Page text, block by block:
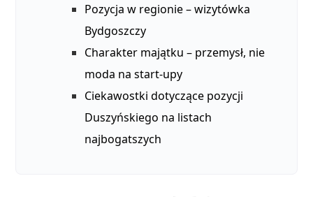
Pozycja w regionie – wizytówka
Bydgoszczy
Charakter majątku – przemysł, nie
moda na start‑upy
Ciekawostki dotyczące pozycji
Duszyńskiego na listach
najbogatszych